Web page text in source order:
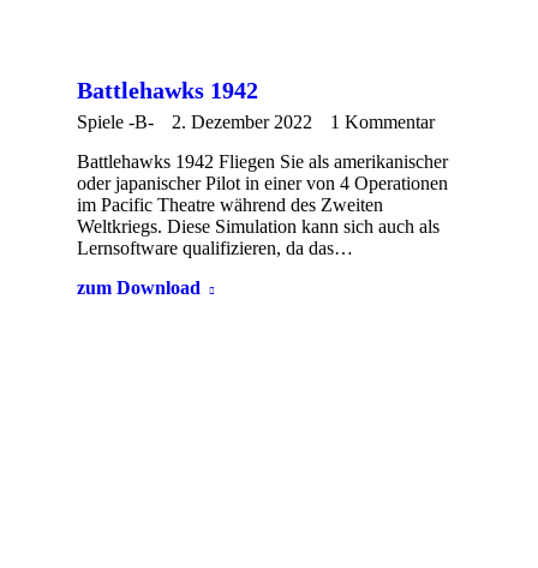
Battlehawks 1942
Spiele -B- 2. Dezember 2022
1 Kommentar
Battlehawks 1942 Fliegen Sie als amerikanischer
oder japanischer Pilot in einer von 4 Operationen
im Pacific Theatre während des Zweiten
Weltkriegs. Diese Simulation kann sich auch als
Lernsoftware qualifizieren, da das…
zum Download